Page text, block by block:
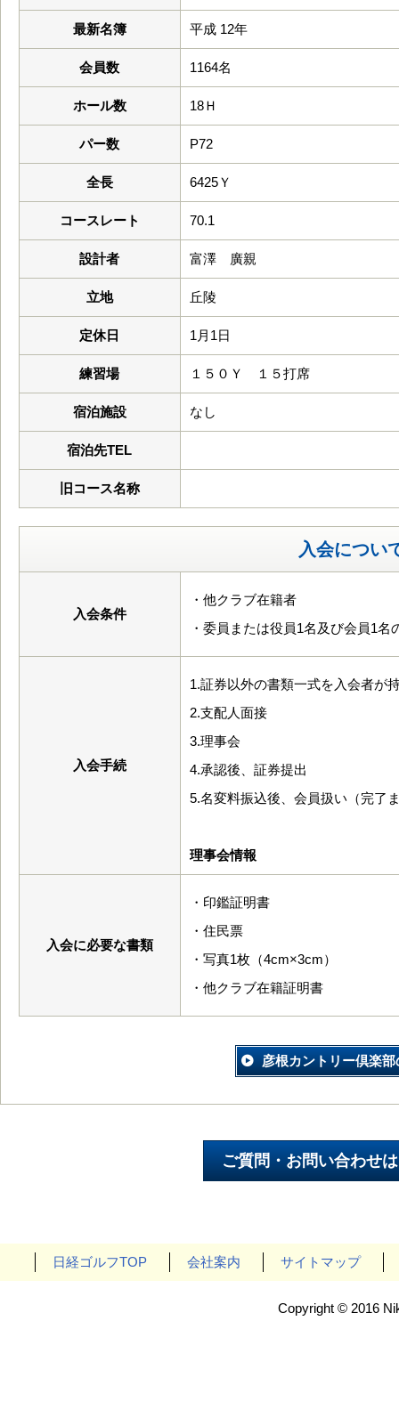
最新名簿 平成 12年
会員数 1164名
ホール数 18Ｈ
パー数 P72
全長 6425Ｙ
コースレート 70.1
設計者 富澤 廣親
立地 丘陵
定休日 1月1日
練習場 １５０Ｙ １５打席
宿泊施設 なし
宿泊先TEL
旧コース名称
入会につい
入会条件
・他クラブ在籍者
・委員または役員1名及び会員1名
入会手続
1.証券以外の書類一式を入会者が
2.支配人面接
3.理事会
4.承認後、証券提出
5.名変料振込後、会員扱い（完了
理事会情報
入会に必要な書類
・印鑑証明書
・住民票
・写真1枚（4cm×3cm）
・他クラブ在籍証明書
彦根カントリー倶楽
日経ゴルフTOP 会社案内 サイトマップ
Copyright © 2016